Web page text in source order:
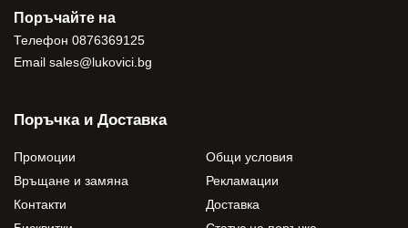
Поръчайте на
Телефон 0876369125
Email sales@lukovici.bg
Поръчка и Доставка
Промоции
Общи условия
Връщане и замяна
Рекламации
Контакти
Доставка